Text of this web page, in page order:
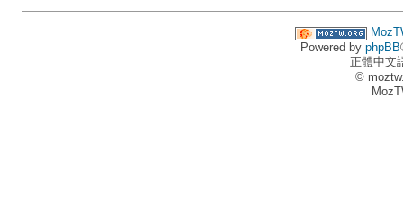
Powered by phpBB
正體中文
©